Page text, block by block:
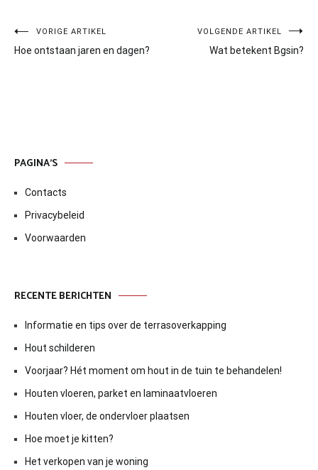
Bericht
navigatie
VORIGE ARTIKEL
Hoe ontstaan jaren en dagen?
VOLGENDE ARTIKEL
Wat betekent Bgsin?
PAGINA’S
Contacts
Privacybeleid
Voorwaarden
RECENTE BERICHTEN
Informatie en tips over de terrasoverkapping
Hout schilderen
Voorjaar? Hét moment om hout in de tuin te behandelen!
Houten vloeren, parket en laminaatvloeren
Houten vloer, de ondervloer plaatsen
Hoe moet je kitten?
Het verkopen van je woning